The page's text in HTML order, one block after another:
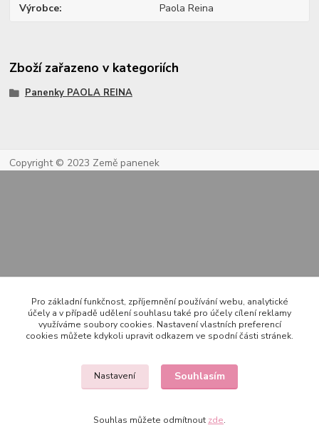
Výrobce Paola Reina
Zboží zařazeno v kategoriích
Panenky PAOLA REINA
Copyright © 2023 Země panenek
zemepanenek@gmail.com
Pro základní funkčnost, zpříjemnění používání webu, analytické
účely a v případě udělení souhlasu také pro účely cílení reklamy
využíváme soubory cookies. Nastavení vlastních preferencí
cookies můžete kdykoli upravit odkazem ve spodní části stránek.
Nastavení Souhlasím
Souhlas můžete odmítnout zde.